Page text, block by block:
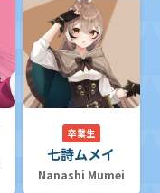
卒業生
七詩ムメイ
Nanashi Mumei